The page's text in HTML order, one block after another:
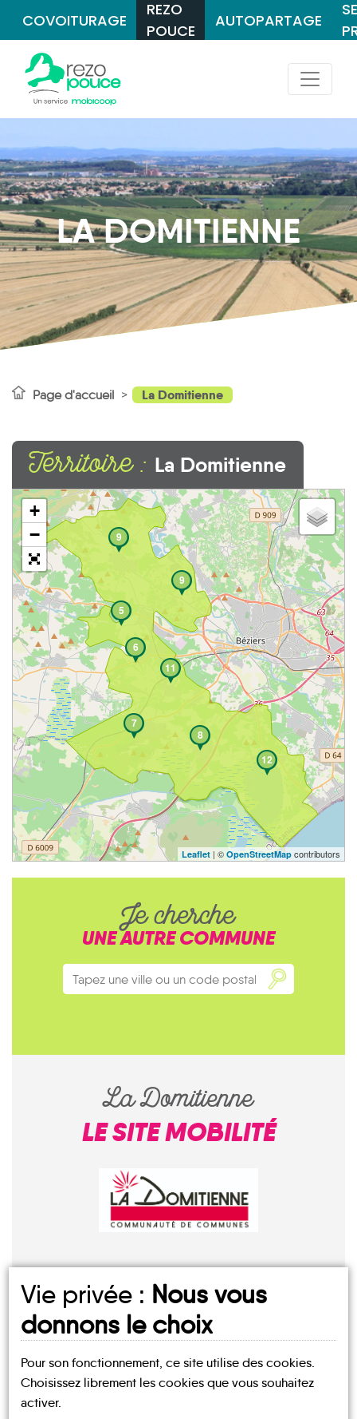
COVOITURAGE
REZO
POUCE
AUTOPARTAGE
LA DOMITIENNE
Page d'accueil La Domitienne
Territoire : La Domitienne
9
11
8
9
5
6
7
12
+
−
Leaflet | © OpenStreetMap contributors
Je cherche
UNE AUTRE COMMUNE
La Domitienne
LE SITE MOBILITÉ
Mes
fiches
MOBILITÉ
Vie privée : Nous vous
donnons le choix
Pour son fonctionnement, ce site utilise des cookies.
Choisissez librement les cookies que vous souhaitez
activer.